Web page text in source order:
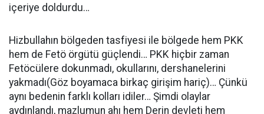
içeriye doldurdu…
Hizbullahın bölgeden tasfiyesi ile bölgede hem PKK
hem de Fetö örgütü güçlendi… PKK hiçbir zaman
Fetöcülere dokunmadı, okullarını, dershanelerini
yakmadı(Göz boyamaca birkaç girişim hariç)… Çünkü
aynı bedenin farklı kolları idiler… Şimdi olaylar
aydınlandı, mazlumun ahı hem Derin devleti hem